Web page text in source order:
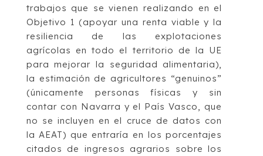
trabajos que se vienen realizando en el
Objetivo 1 (apoyar una renta viable y la
resiliencia de las explotaciones
agrícolas en todo el territorio de la UE
para mejorar la seguridad alimentaria),
la estimación de agricultores “genuinos”
(únicamente personas físicas y sin
contar con Navarra y el País Vasco, que
no se incluyen en el cruce de datos con
la AEAT) que entraría en los porcentajes
citados de ingresos agrarios sobre los